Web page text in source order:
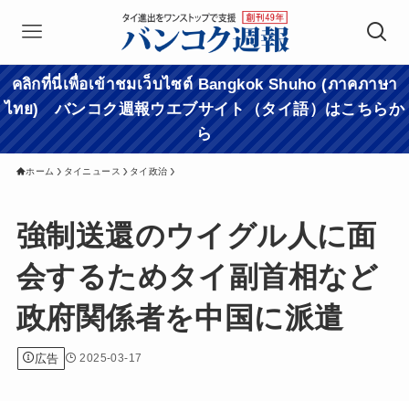
คลิกที่นี่เพื่อเข้าชมเว็บไซต์ Bangkok Shuho (ภาคภาษา
ไทย) バンコク週報ウエブサイト（タイ語）はこちらか
ら
ホーム タイニュース タイ政治
強制送還のウイグル人に面
会するためタイ副首相など
政府関係者を中国に派遣
広告 2025-03-17